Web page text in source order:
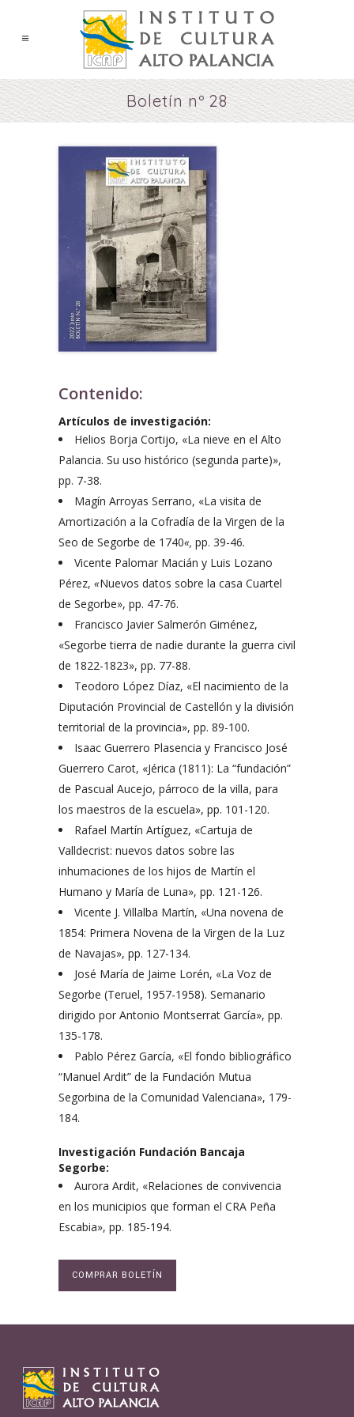
Boletín nº 28
Contenido:
Artículos de investigación:
Helios Borja Cortijo, «La nieve en el Alto
Palancia. Su uso histórico (segunda parte)»,
pp. 7-38.
Magín Arroyas Serrano, «La visita de
Amortización a la Cofradía de la Virgen de la
Seo de Segorbe de 1740«, pp. 39-46.
Vicente Palomar Macián y Luis Lozano
Pérez, «Nuevos datos sobre la casa Cuartel
de Segorbe», pp. 47-76.
Francisco Javier Salmerón Giménez,
«Segorbe tierra de nadie durante la guerra civil
de 1822-1823», pp. 77-88.
Teodoro López Díaz, «El nacimiento de la
Diputación Provincial de Castellón y la división
territorial de la provincia», pp. 89-100.
Isaac Guerrero Plasencia y Francisco José
Guerrero Carot, «Jérica (1811): La “fundación”
de Pascual Aucejo, párroco de la villa, para
los maestros de la escuela», pp. 101-120.
Rafael Martín Artíguez, «Cartuja de
Valldecrist: nuevos datos sobre las
inhumaciones de los hijos de Martín el
Humano y María de Luna», pp. 121-126.
Vicente J. Villalba Martín, «Una novena de
1854: Primera Novena de la Virgen de la Luz
de Navajas», pp. 127-134.
José María de Jaime Lorén, «La Voz de
Segorbe (Teruel, 1957-1958). Semanario
dirigido por Antonio Montserrat García», pp.
135-178.
Pablo Pérez García, «El fondo bibliográfico
“Manuel Ardit” de la Fundación Mutua
Segorbina de la Comunidad Valenciana», 179-
184.
Investigación Fundación Bancaja
Segorbe:
Aurora Ardit, «Relaciones de convivencia
en los municipios que forman el CRA Peña
Escabia», pp. 185-194.
COMPRAR BOLETÍN